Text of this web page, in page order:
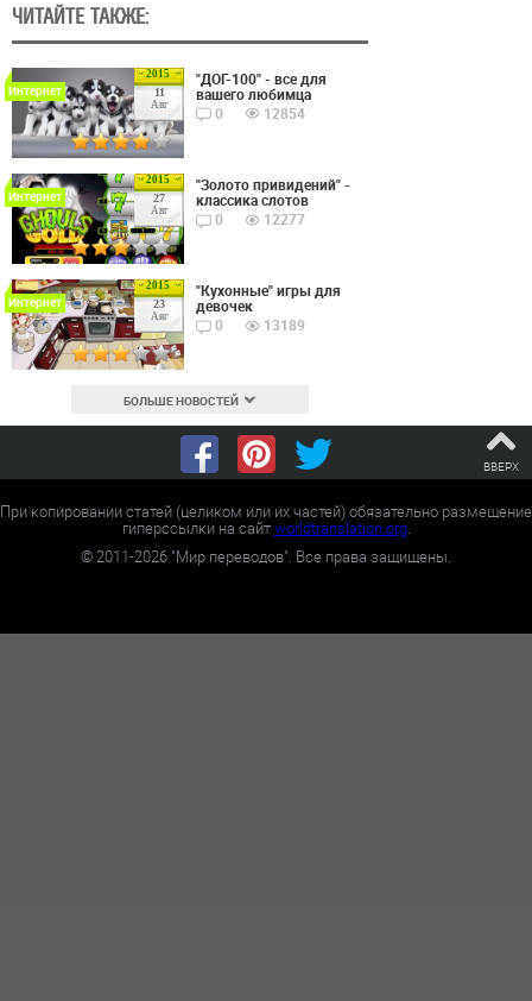
ЧИТАЙТЕ ТАКЖЕ:
2015
11
Авг
Интернет
"ДОГ-100" - все для
вашего любимца
0
12854
2015
27
Авг
Интернет
"Золото привидений" -
классика слотов
0
12277
2015
23
Авг
Интернет
"Кухонные" игры для
девочек
0
13189
БОЛЬШЕ НОВОСТЕЙ
ВВЕРХ
При копировании статей (целиком или их частей) обязательно размещение
гиперссылки на сайтworldtranslation.org.
©2011-2026 "Мир переводов". Все права защищены.